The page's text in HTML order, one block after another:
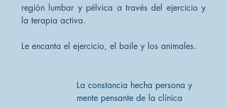
región lumbar y pélvica a través del ejercicio y
la terapia activa.
Le encanta el ejercicio, el baile y los animales.
La constancia hecha persona y
mente pensante de la clínica